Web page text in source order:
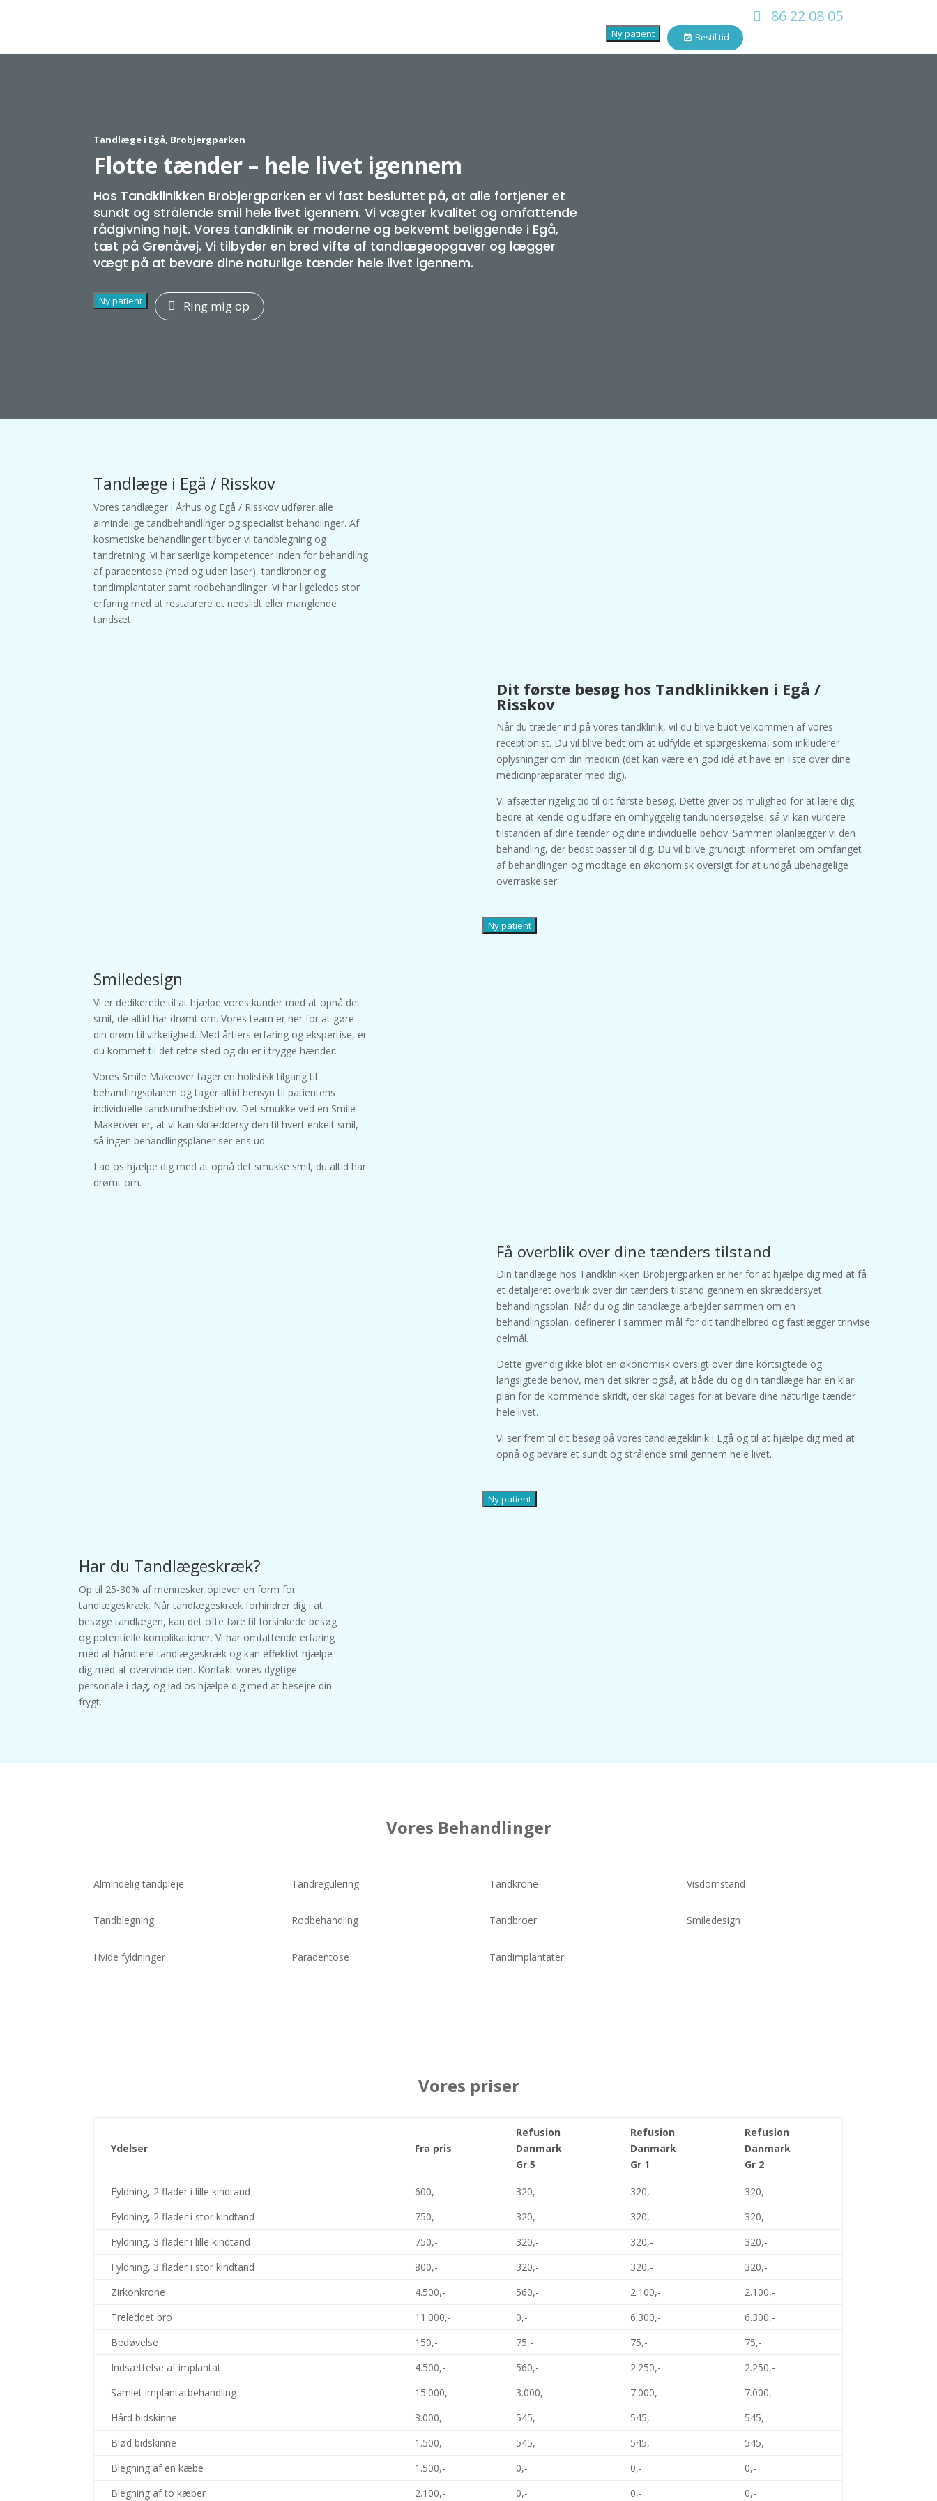
86 22 08 05
Bestil tid
Ny patient
Tandlæge i Egå, Brobjergparken
Flotte tænder – hele livet igennem
Hos Tandklinikken Brobjergparken er vi fast besluttet på, at alle fortjener et
sundt og strålende smil hele livet igennem. Vi vægter kvalitet og omfattende
rådgivning højt. Vores tandklinik er moderne og bekvemt beliggende i Egå,
tæt på Grenåvej. Vi tilbyder en bred vifte af tandlægeopgaver og lægger
vægt på at bevare dine naturlige tænder hele livet igennem.
Ny patient Ring mig op
Tandlæge i Egå / Risskov
Vores tandlæger i Århus og Egå / Risskov udfører alle
almindelige tandbehandlinger og specialist behandlinger. Af
kosmetiske behandlinger tilbyder vi tandblegning og
tandretning. Vi har særlige kompetencer inden for behandling
af paradentose (med og uden laser), tandkroner og
tandimplantater samt rodbehandlinger. Vi har ligeledes stor
erfaring med at restaurere et nedslidt eller manglende
tandsæt.
Dit første besøg hos Tandklinikken i Egå /
Risskov
Når du træder ind på vores tandklinik, vil du blive budt velkommen af vores
receptionist. Du vil blive bedt om at udfylde et spørgeskema, som inkluderer
oplysninger om din medicin (det kan være en god idé at have en liste over dine
medicinpræparater med dig).
Vi afsætter rigelig tid til dit første besøg. Dette giver os mulighed for at lære dig
bedre at kende og udføre en omhyggelig tandundersøgelse, så vi kan vurdere
tilstanden af dine tænder og dine individuelle behov. Sammen planlægger vi den
behandling, der bedst passer til dig. Du vil blive grundigt informeret om omfanget
af behandlingen og modtage en økonomisk oversigt for at undgå ubehagelige
overraskelser.
Ny patient
Smiledesign
Vi er dedikerede til at hjælpe vores kunder med at opnå det
smil, de altid har drømt om. Vores team er her for at gøre
din drøm til virkelighed. Med årtiers erfaring og ekspertise, er
du kommet til det rette sted og du er i trygge hænder.
Vores Smile Makeover tager en holistisk tilgang til
behandlingsplanen og tager altid hensyn til patientens
individuelle tandsundhedsbehov. Det smukke ved en Smile
Makeover er, at vi kan skræddersy den til hvert enkelt smil,
så ingen behandlingsplaner ser ens ud.
Lad os hjælpe dig med at opnå det smukke smil, du altid har
drømt om.
Få overblik over dine tænders tilstand
Din tandlæge hos Tandklinikken Brobjergparken er her for at hjælpe dig med at få
et detaljeret overblik over din tænders tilstand gennem en skræddersyet
behandlingsplan. Når du og din tandlæge arbejder sammen om en
behandlingsplan, definerer I sammen mål for dit tandhelbred og fastlægger trinvise
delmål.
Dette giver dig ikke blot en økonomisk oversigt over dine kortsigtede og
langsigtede behov, men det sikrer også, at både du og din tandlæge har en klar
plan for de kommende skridt, der skal tages for at bevare dine naturlige tænder
hele livet.
Vi ser frem til dit besøg på vores tandlægeklinik i Egå og til at hjælpe dig med at
opnå og bevare et sundt og strålende smil gennem hele livet.
Ny patient
Har du Tandlægeskræk?
Op til 25-30% af mennesker oplever en form for
tandlægeskræk. Når tandlægeskræk forhindrer dig i at
besøge tandlægen, kan det ofte føre til forsinkede besøg
og potentielle komplikationer. Vi har omfattende erfaring
med at håndtere tandlægeskræk og kan effektivt hjælpe
dig med at overvinde den. Kontakt vores dygtige
personale i dag, og lad os hjælpe dig med at besejre din
frygt.
Vores Behandlinger
Almindelig tandpleje
Tandblegning
Hvide fyldninger
Tandregulering
Rodbehandling
Paradentose
Tandkrone
Tandbroer
Tandimplantater
Visdomstand
Smiledesign
Vores priser
Ydelser Fra pris
Refusion
Danmark
Gr 5
Refusion
Danmark
Gr 1
Refusion
Danmark
Gr 2
Fyldning, 2 flader i lille kindtand 600,- 320,- 320,-
320,-
Fyldning, 2 flader i stor kindtand
750,- 320,- 320,-
320,-
Fyldning, 3 flader i lille kindtand
750,- 320,- 320,-
320,-
Fyldning, 3 flader i stor kindtand
800,- 320,- 320,-
320,-
Zirkonkrone
4.500,- 560,- 2.100,-
2.100,-
Treleddet bro
11.000,- 0,- 6.300,-
6.300,-
Bedøvelse
150,- 75,- 75,-
75,-
Indsættelse af implantat
4.500,- 560,- 2.250,-
2.250,-
Samlet implantatbehandling
15.000,- 3.000,- 7.000,-
7.000,-
Hård bidskinne
3.000,- 545,- 545,-
545,-
Blød bidskinne
1.500,- 545,- 545,-
545,-
Blegning af en kæbe
1.500,- 0,- 0,-
0,-
Blegning af to kæber
2.100,- 0,- 0,- 0,-